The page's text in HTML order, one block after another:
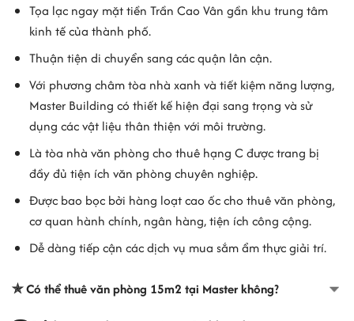
Hồ Chí Minh
- Mã số thuế: 0313539449
VĂN PHÒNG ĐẠI DIỆN CÔNG TY TNHH NHÀ HÀNG HOÀNG YẾN
- Địa chỉ: tòa nhà Master Building, số 41-43 Trần Cao Vân, Phường
Võ Thị Sáu, Quận 3
- Địa chỉ mới: 41-43 Trần Cao Vân, Phường Xuân Hòa, Thành phố
Hồ Chí Minh
- Mã số thuế: 0302278717-005
VĂN PHÒNG LUẬT SƯ NGUYÊN THAO
- Địa chỉ: Lau 7 tòa nhà Master Building, số 41-43 Trần Cao Vân,
Phường Võ Thị Sáu, Quận 3
- Địa chỉ mới: 41-43 Trần Cao Vân, Phường Xuân Hòa, Thành phố
Hồ Chí Minh
Tọa lạc ngay mặt tiền Trần Cao Vân gần khu trung tâm
kinh tế của thành phố.
Thuận tiện di chuyển sang các quận lân cận.
Với phương châm tòa nhà xanh và tiết kiệm năng lượng,
Master Building có thiết kế hiện đại sang trọng và sử
dụng các vật liệu thân thiện với môi trường.
Là tòa nhà văn phòng cho thuê hạng C được trang bị
đầy đủ tiện ích văn phòng chuyên nghiệp.
Được bao bọc bởi hàng loạtcao ốc cho thuê văn phòng,
cơ quan hành chính, ngân hàng, tiện ích công cộng.
Dễ dàng tiếp cận các dịch vụ mua sắm ẩm thực giải trí.
✯ Có thể thuê văn phòng 15m2 tại Master không?